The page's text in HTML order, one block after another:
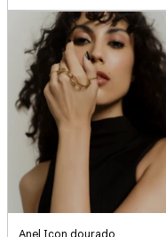
Anel Icon dourado